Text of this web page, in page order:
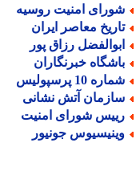
امنیت روسیه
معاصر ایران
رزاق پور
خبرنگاران
10 پرسپولیس
آتش نشانی
شورای امنیت
جونیور